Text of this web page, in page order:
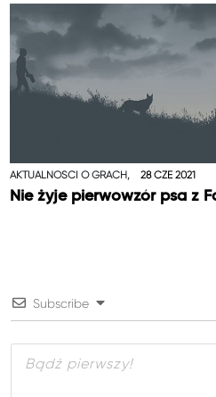
AKTUALNOŚCI O GRACH, 28 CZE 2021
Nie żyje pierwowzór psa z
Subscribe